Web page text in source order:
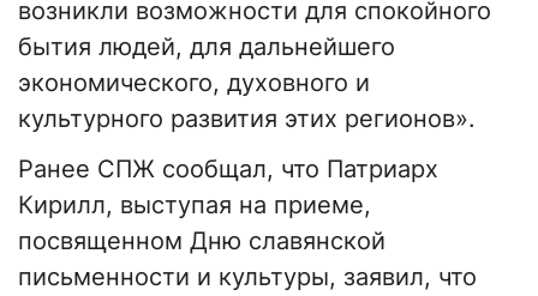
возникли возможности для спокойного
бытия людей, для дальнейшего
экономического, духовного и
культурного развития этих регионов».
Ранее СПЖ сообщал, что Патриарх
Кирилл, выступая на приеме,
посвященном Дню славянской
письменности и культуры, заявил, что